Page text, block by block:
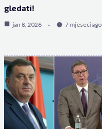
gledati!
jan 8, 2026 7 mjeseci ago